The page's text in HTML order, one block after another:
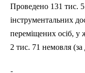
Проведено 131 тис.
інструментальних
переміщених осіб, у
2 тис. 71 немовля (за